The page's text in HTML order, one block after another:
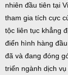
nhiên đầu tiên tại
tham gia tích cực
tộc liên tục khẳng
điển hình hàng
đã và đang đóng
triển ngành dịch